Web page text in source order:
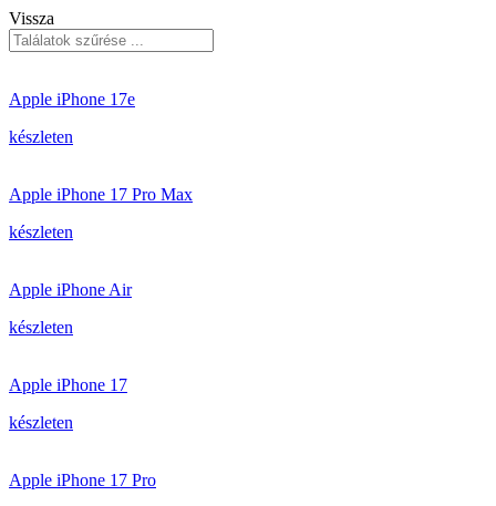
Vissza
Apple iPhone 17e
készleten
Apple iPhone 17 Pro Max
készleten
Apple iPhone Air
készleten
Apple iPhone 17
készleten
Apple iPhone 17 Pro